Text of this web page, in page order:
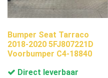
Bumper Seat Tarraco
2018-2020 5FJ807221D
Voorbumper C4-18840
Direct leverbaar